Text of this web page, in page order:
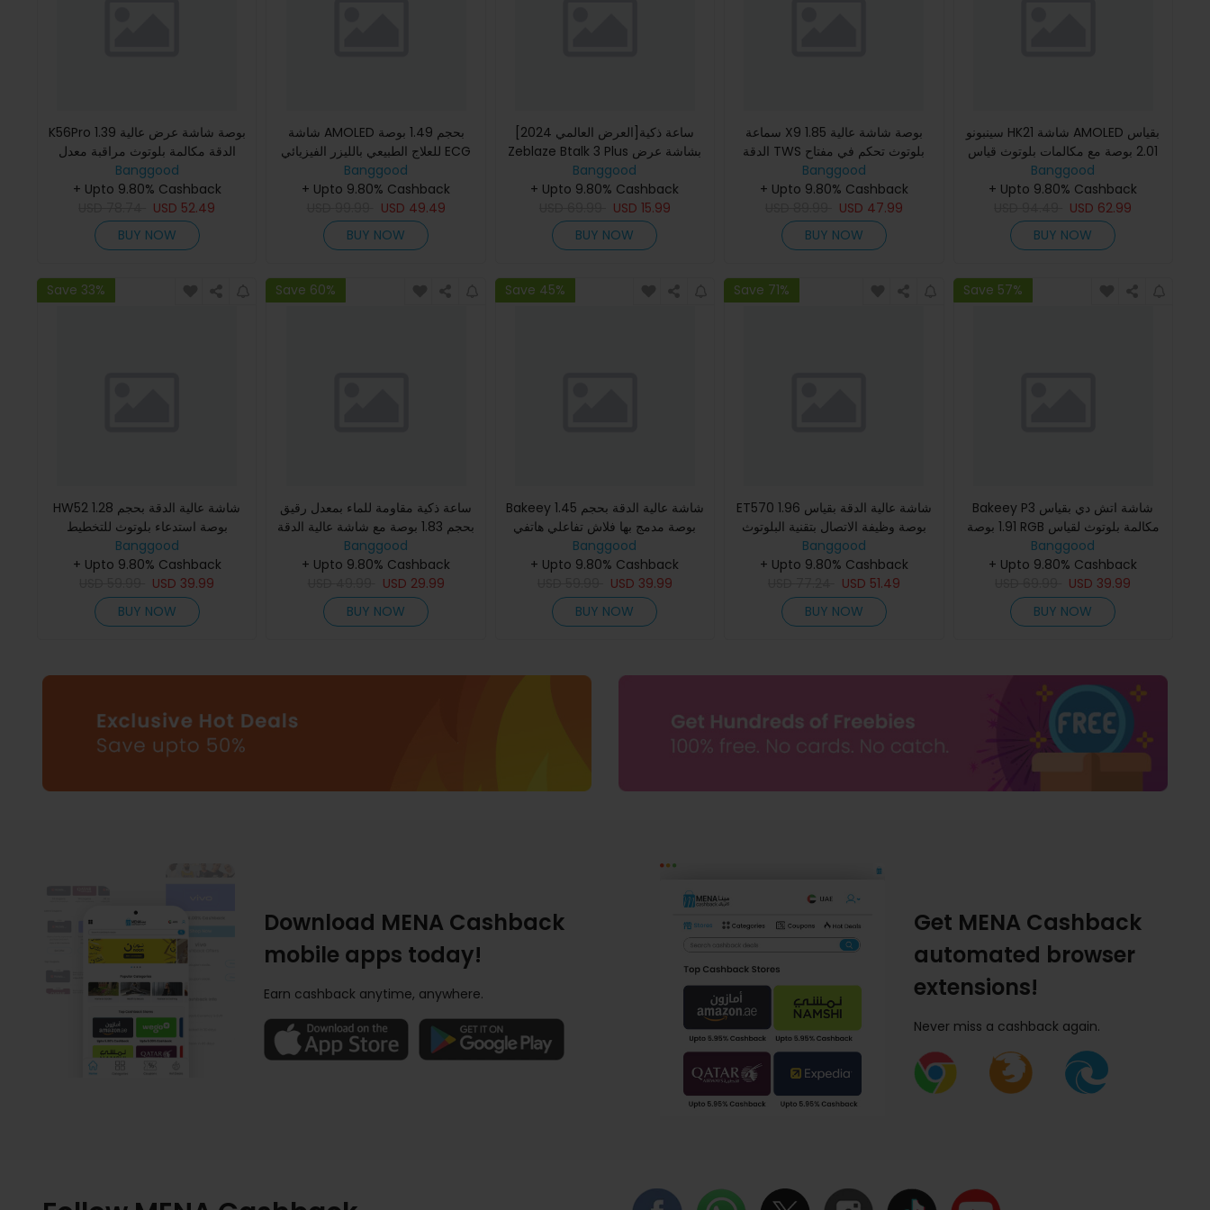
K56Pro 1.39 بوصة شاشة عرض عالية
الدقة مكالمة بلوتوث مراقبة معدل
ضربات القلب وضغط الدم ومراقبة
تشبع الأكسجين في الدم مراق
Banggood
+ Upto 9.80% Cashback
USD 52.49
BUY NOW
شاشة AMOLED بحجم 1.49 بوصة
للعلاج الطبيعي بالليزر الفيزيائي ECG
ضغط الدم مراقب الأوكسجين
Banggood
+ Upto 9.80% Cashback
USD 49.49
BUY NOW
Zeblaze Btalk 3 Plus بشاشة عرض
اللياقة البدنية وإجرا
Banggood
+ Upto 9.80% Cashback
USD 15.99
BUY NOW
سماعة X9 1.85 بوصة شاشة عالية
الدقة TWS بلوتوث تحكم في مفتاح
المكالمة تحكم في مراقبة ضربات
القلب ونسبة الأوكسجين في الدم
Banggood
+ Upto 9.80% Cashback
USD 47.99
BUY NOW
سينبونو HK21 شاشة AMOLED بقياس
2.01 بوصة مع مكالمات بلوتوث قياس
معدل ضربات القلب وضغط الدم
ومراقبة نسبة الأكسجين وقياس ا
Banggood
+ Upto 9.80% Cashback
USD 62.99
BUY NOW
Save 33%
HW52 شاشة عالية الدقة بحجم 1.28
بوصة استدعاء بلوتوث للتخطيط
الكهربائي للقلب+PPG اختبار الجلوكوز
في الدم غير الغازي المضغ
Banggood
+ Upto 9.80% Cashback
USD 39.99
BUY NOW
Save 60%
ساعة ذكية مقاومة للماء بمعدل رقيق
بحجم 1.83 بوصة مع شاشة عالية الدقة
وميزات عديدة مثل الاتصال من خلال
البلوتوث ومراقبة م
Banggood
+ Upto 9.80% Cashback
USD 29.99
BUY NOW
Save 45%
Bakeey شاشة عالية الدقة بحجم 1.45
بوصة مدمج بها فلاش تفاعلي هاتفي
عبر البلوتوث مراقبة ضغط الدم
ونبضات القلب ومستويات الأ
Banggood
+ Upto 9.80% Cashback
USD 39.99
BUY NOW
Save 71%
ET570 شاشة عالية الدقة بقياس 1.96
بوصة وظيفة الاتصال بتقنية البلوتوث
القلب ومراقبة الأوكسج
Banggood
+ Upto 9.80% Cashback
USD 51.49
BUY NOW
Save 57%
Bakeey P3 شاشة اتش دي بقياس
1.91 بوصة RGB مكالمة بلوتوث لقياس
معدل ضربات القلب وضغط الدم
ومراقبة نسبة الأكسجين في الدم و
Banggood
+ Upto 9.80% Cashback
USD 39.99
BUY NOW
Download MENA Cashback
mobile apps today!
Earn cashback anytime, anywhere.
Get MENA Cashback
automated browser
extensions!
Never miss a cashback again.